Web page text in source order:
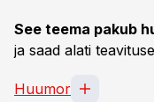
See teema pakub
ja saad alati
Huumor